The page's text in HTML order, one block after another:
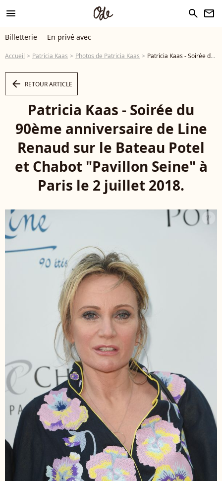
menu search newsletter
Billetterie En privé avec
Accueil Patricia Kaas Photos de Patricia Kaas Patricia Kaas - Soirée du 90ème anniversaire de Line Renaud sur le Bateau Potel et Chabot "Pavillon Seine" à Paris le 2 juillet 2018. © Coadic Guirec/Bestimage - Photo
arrow_left RETOUR ARTICLE
Patricia Kaas - Soirée du
90ème anniversaire de Line
Renaud sur le Bateau Potel
et Chabot "Pavillon Seine" à
Paris le 2 juillet 2018.